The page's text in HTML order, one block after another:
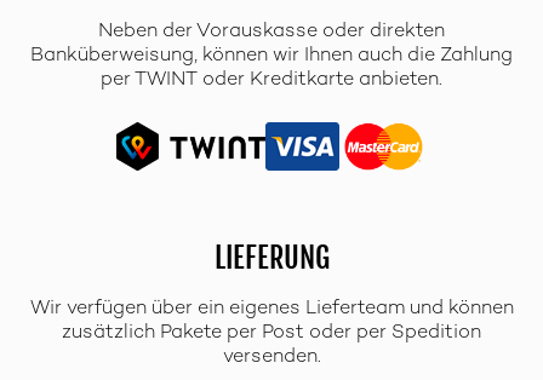
Neben der Vorauskasse oder direkten
Banküberweisung, können wir Ihnen auch die Zahlung
per TWINT oder Kreditkarte anbieten.
LIEFERUNG
Wir verfügen über ein eigenes Lieferteam und können
zusätzlich Pakete per Post oder per Spedition
versenden.